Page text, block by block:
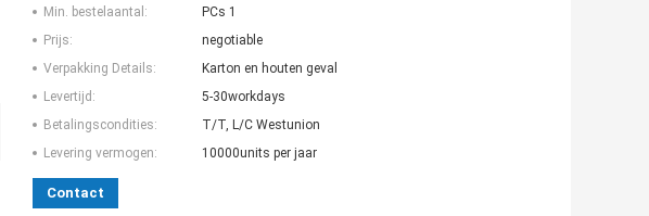
Min. bestelaantal:
PCs 1
Prijs:
negotiable
Verpakking Details:
Karton en houten geval
Levertijd:
5-30workdays
Betalingscondities:
T/T, L/C Westunion
Levering vermogen:
10000units per jaar
Contact